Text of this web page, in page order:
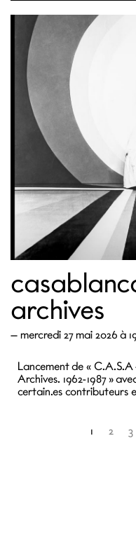
archives
— mercredi 27 mai 2026 à
Lancement de «
Archives. 1962-1987 »
certain.es contributeurs
1 2 3